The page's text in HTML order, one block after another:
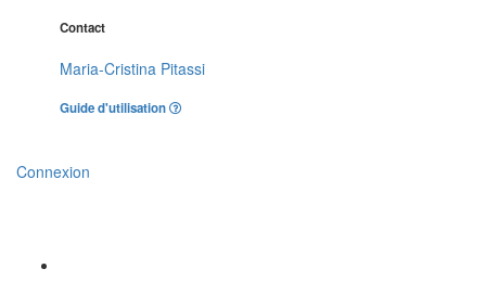
Contact
Maria-Cristina Pitassi
Guide d'utilisation
Connexion